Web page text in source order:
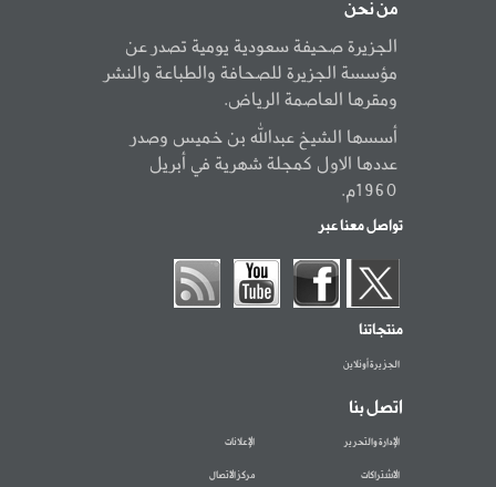
من نحن
الجزيرة صحيفة سعودية يومية تصدر عن
مؤسسة الجزيرة للصحافة والطباعة والنشر
ومقرها العاصمة الرياض.
أسسها الشيخ عبدالله بن خميس وصدر
عددها الاول كمجلة شهرية في أبريل
1960م.
تواصل معنا عبر
منتجاتنا
الجزيرة أونلاين
اتصل بنا
الإدارة والتحرير الإعلانات
الاشتراكات مركز الاتصال